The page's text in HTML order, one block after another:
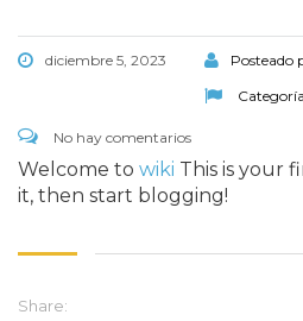
diciembre 5, 2023
Posteado
No hay comentarios
Welcome to wiki This is your
it, then start blogging!
Share: